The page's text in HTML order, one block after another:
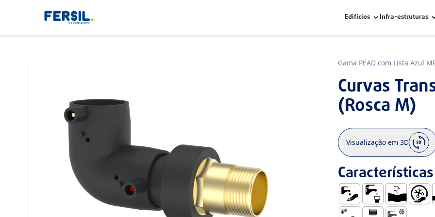
Edifícios Infra-estruturas
Gama PEAD com Lista Azul
Curvas
(Rosca M)
Visualização em 3D
Características
Abastecimento de Água
Uso com Água para
Dúctil